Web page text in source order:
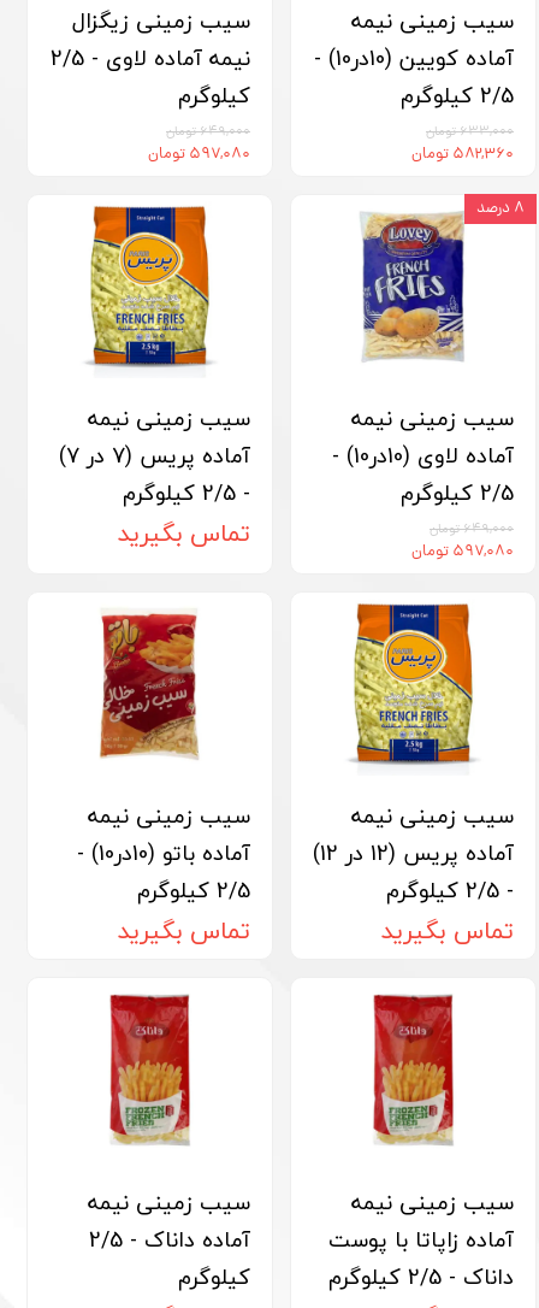
سیب زمینی نیمه
آماده کویین (10در10) -
2/5 کیلوگرم
۶۳۳,۰۰۰ تومان
۵۸۲,۳۶۰ تومان
سیب زمینی زیگزال
نیمه آماده لاوی - 2/5
کیلوگرم
۶۴۹,۰۰۰ تومان
۵۹۷,۰۸۰ تومان
سیب زمینی نیمه
آماده لاوی (10در10) -
2/5 کیلوگرم
۶۴۹,۰۰۰ تومان
۵۹۷,۰۸۰ تومان
۸ درصد
سیب زمینی نیمه
آماده پریس (7 در 7)
- 2/5 کیلوگرم
تماس بگیرید
سیب زمینی نیمه
آماده پریس (12 در 12)
- 2/5 کیلوگرم
تماس بگیرید
سیب زمینی نیمه
آماده باتو (10در10) -
2/5 کیلوگرم
تماس بگیرید
سیب زمینی نیمه
آماده زاپاتا با پوست
داناک - 2/5 کیلوگرم
سیب زمینی نیمه
آماده داناک - 2/5
کیلوگرم